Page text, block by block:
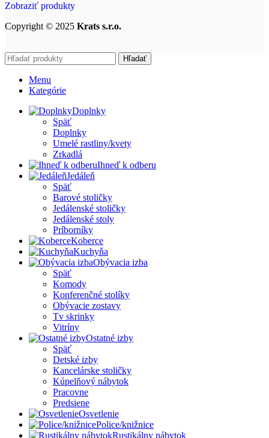
Zobraziť produkty
Copyright © 2025 Krats s.r.o.
Hľadať
Menu
Kategórie
Doplnky
Späť
Doplnky
Umelé rastliny/kvety
Zrkadlá
Ihneď k odberu
Jedáleň
Späť
Barové stoličky
Jedálenské stoličky
Jedálenské stoly
Príborníky
Koberce
Kuchyňa
Obývacia izba
Späť
Komody
Konferenčné stolíky
Obývacie zostavy
Tv skrinky
Vitríny
Ostatné izby
Späť
Detské izby
Kancelárske stoličky
Kúpelňový nábytok
Pracovne
Predsiene
Osvetlenie
Police/knižnice
Rustikálny nábytok